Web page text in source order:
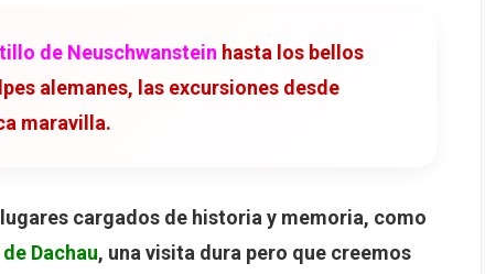
de Oberammergau
de Kolbensattel
de Dachau
de Neuschwanstein hasta los bellos
alemanes, las excursiones desde
maravilla.
cargados de historia y memoria, como
Dachau, una visita dura pero que creemos